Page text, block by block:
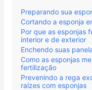
Preparando sua
Cortando a esponja
Por que as esponjas
interior e de exterior
Enchendo suas
Como as esponjas
fertilização
Prevenindo a rega
raízes com esponjas